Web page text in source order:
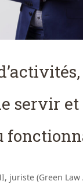
servir et
juriste (Green Law